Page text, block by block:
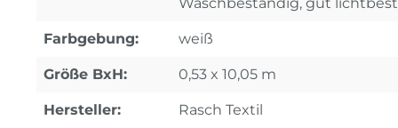
Farbgebung: weiß
Größe BxH: 0,53 x 10,05 m
Hersteller: Rasch Textil